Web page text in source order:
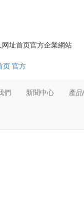
址首页官方企業網站
們 新聞中心 產